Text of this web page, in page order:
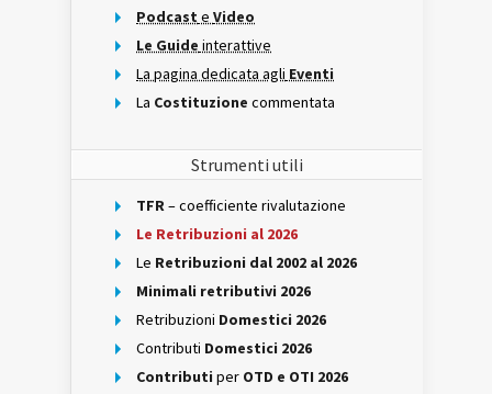
Podcast e Video
Le Guide interattive
La pagina dedicata agli Eventi
La Costituzione commentata
Strumenti utili
TFR– coefficiente rivalutazione
Le Retribuzioni al 2026
Le Retribuzioni dal 2002 al 2026
Minimali retributivi 2026
Retribuzioni Domestici 2026
Contributi Domestici 2026
Contributi per OTD e OTI 2026